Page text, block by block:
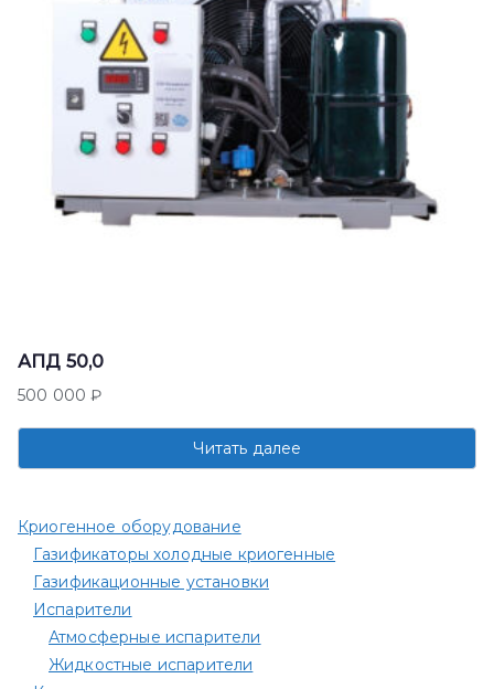
АПД 50,0
500 000₽
Читать далее
Криогенное оборудование
Газификаторы холодные криогенные
Газификационные установки
Испарители
Атмосферные испарители
Жидкостные испарители